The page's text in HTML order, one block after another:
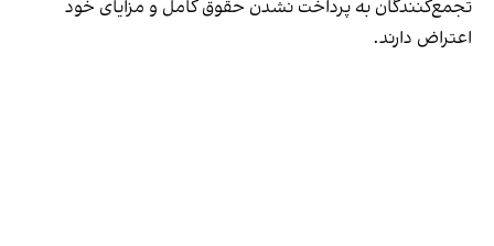
تجمع‌کنندگان به پرداخت نشدن حقوق کامل و مزایای خود
اعتراض دارند.